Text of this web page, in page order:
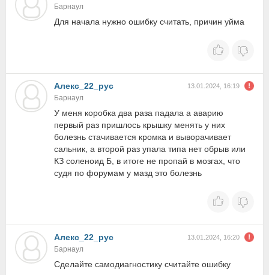
Барнаул
Для начала нужно ошибку считать, причин уйма
Алекс_22_рус 13.01.2024, 16:19
Барнаул
У меня коробка два раза падала а аварию
первый раз пришлось крышку менять у них
болезнь стачивается кромка и выворачивает
сальник, а второй раз упала типа нет обрыв или
КЗ соленоид Б, в итоге не пропай в мозгах, что
судя по форумам у мазд это болезнь
Алекс_22_рус 13.01.2024, 16:20
Барнаул
Сделайте самодиагностику считайте ошибку